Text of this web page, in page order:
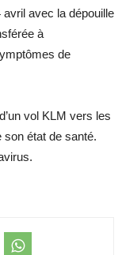
avec la dépouille
à
de
vol KLM vers les
état de santé.